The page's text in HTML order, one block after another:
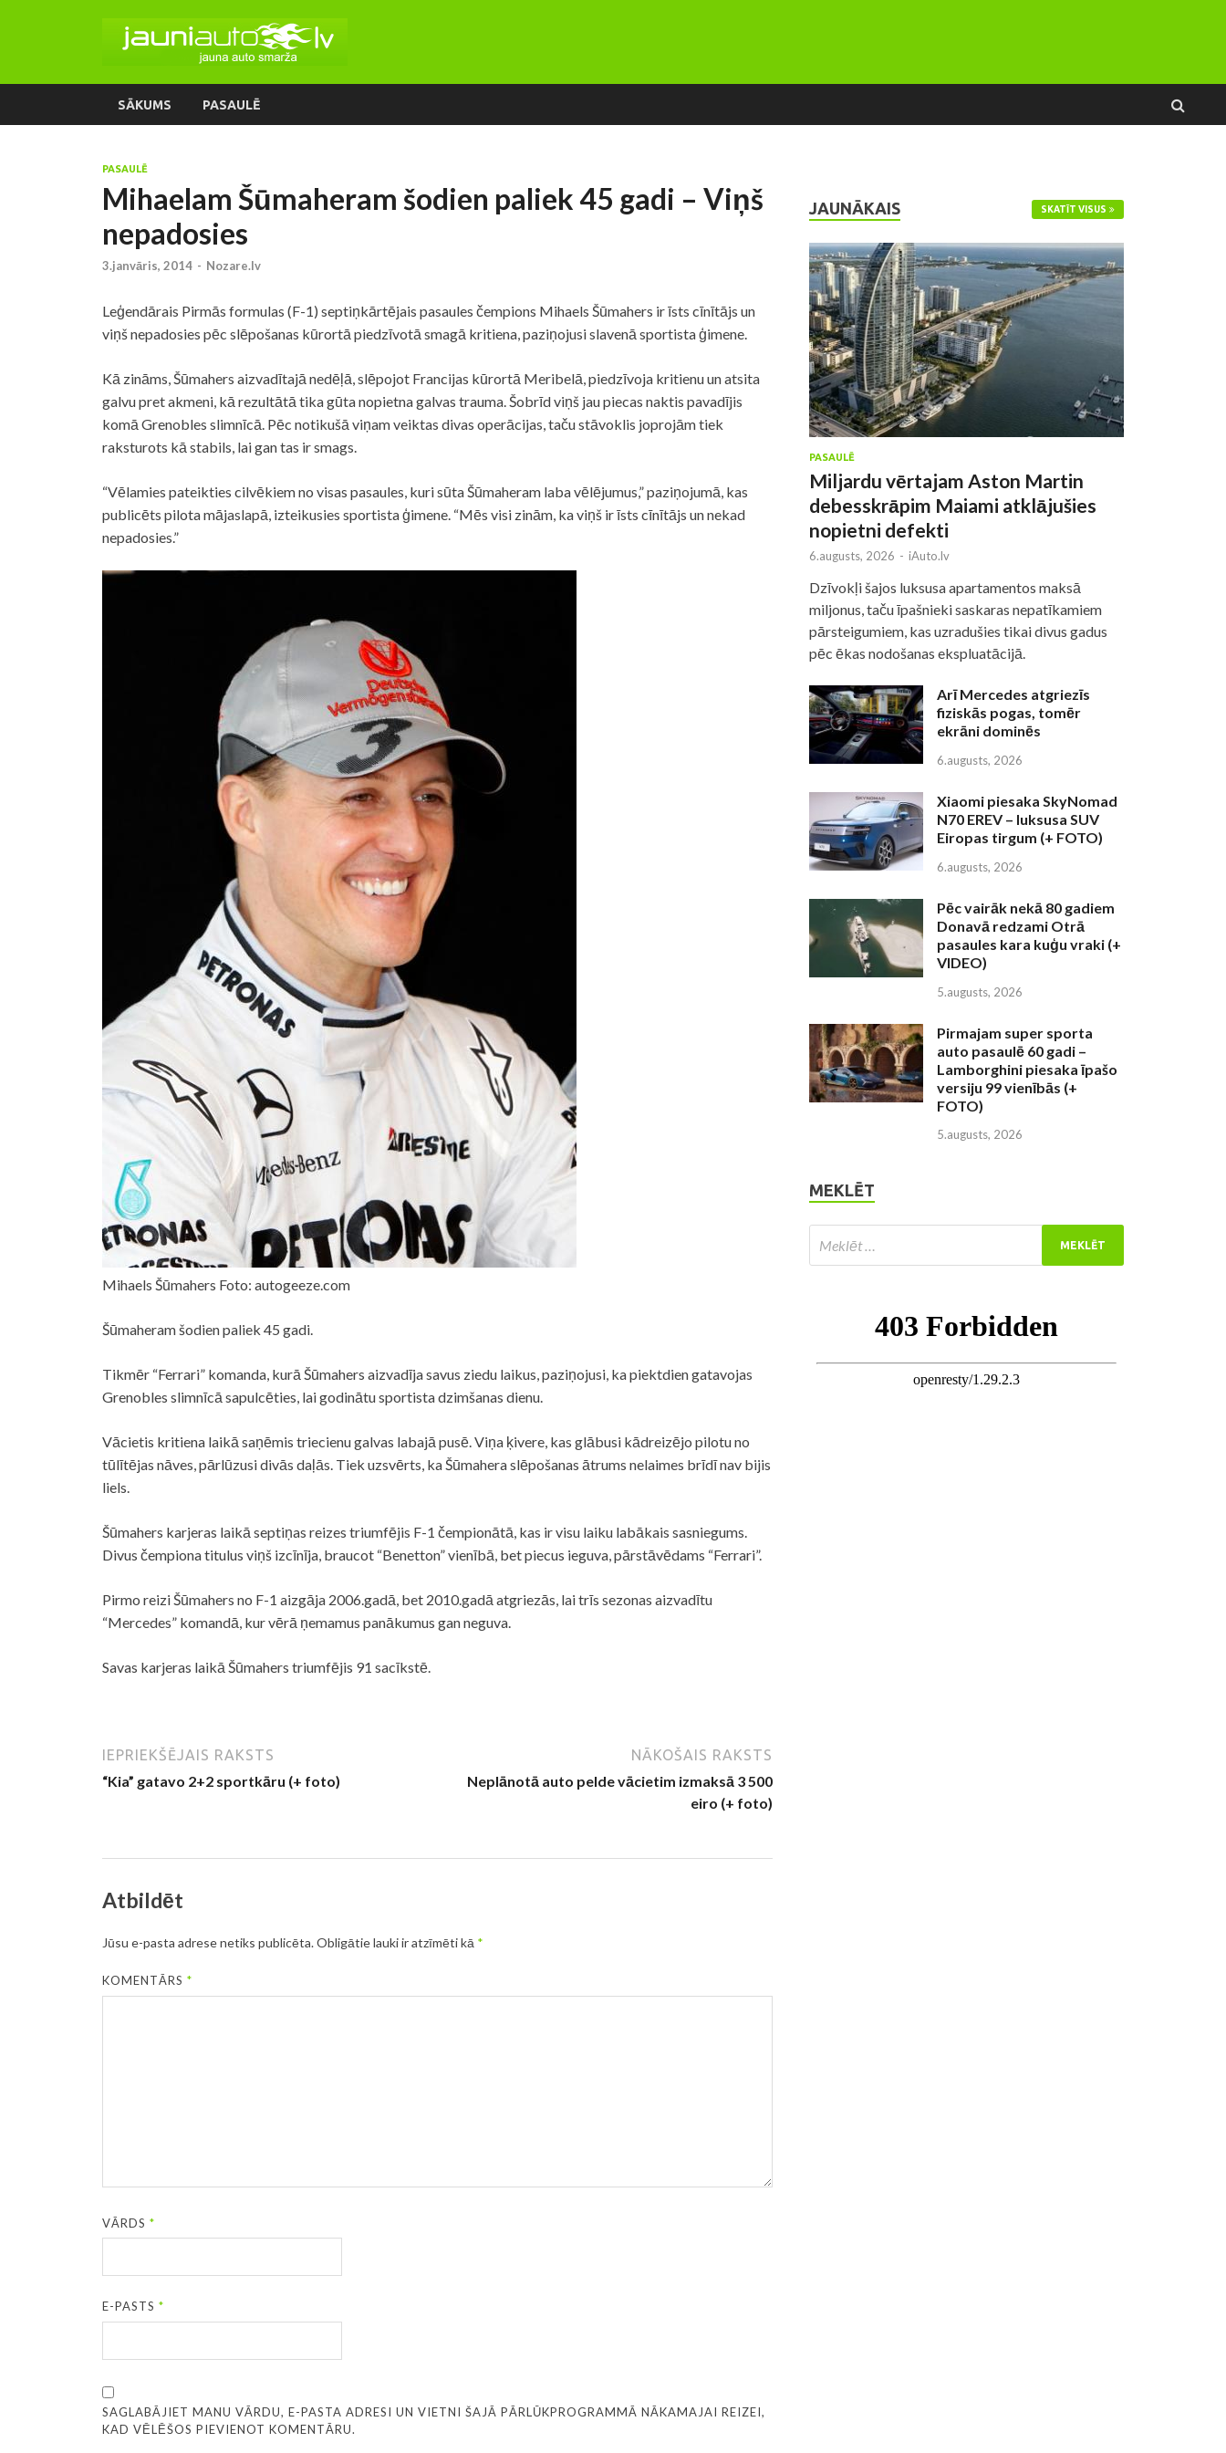
SĀKUMS PASAULĒ
PASAULĒ
Mihaelam Šūmaheram šodien paliek 45 gadi – Viņš
nepadosies
3.janvāris, 2014 - Nozare.lv
Leģendārais Pirmās formulas (F-1) septiņkārtējais pasaules čempions Mihaels Šūmahers ir īsts cīnītājs un
viņš nepadosies pēc slēpošanas kūrortā piedzīvotā smagā kritiena, paziņojusi slavenā sportista ģimene.
Kā zināms, Šūmahers aizvadītajā nedēļā, slēpojot Francijas kūrortā Meribelā, piedzīvoja kritienu un atsita
galvu pret akmeni, kā rezultātā tika gūta nopietna galvas trauma. Šobrīd viņš jau piecas naktis pavadījis
komā Grenobles slimnīcā. Pēc notikušā viņam veiktas divas operācijas, taču stāvoklis joprojām tiek
raksturots kā stabils, lai gan tas ir smags.
“Vēlamies pateikties cilvēkiem no visas pasaules, kuri sūta Šūmaheram laba vēlējumus,” paziņojumā, kas
publicēts pilota mājaslapā, izteikusies sportista ģimene. “Mēs visi zinām, ka viņš ir īsts cīnītājs un nekad
nepadosies.”
Mihaels Šūmahers Foto: autogeeze.com
Šūmaheram šodien paliek 45 gadi.
Tikmēr “Ferrari” komanda, kurā Šūmahers aizvadīja savus ziedu laikus, paziņojusi, ka piektdien gatavojas
Grenobles slimnīcā sapulcēties, lai godinātu sportista dzimšanas dienu.
Vācietis kritiena laikā saņēmis triecienu galvas labajā pusē. Viņa ķivere, kas glābusi kādreizējo pilotu no
tūlītējas nāves, pārlūzusi divās daļās. Tiek uzsvērts, ka Šūmahera slēpošanas ātrums nelaimes brīdī nav bijis
liels.
Šūmahers karjeras laikā septiņas reizes triumfējis F-1 čempionātā, kas ir visu laiku labākais sasniegums.
Divus čempiona titulus viņš izcīnīja, braucot “Benetton” vienībā, bet piecus ieguva, pārstāvēdams “Ferrari”.
Pirmo reizi Šūmahers no F-1 aizgāja 2006.gadā, bet 2010.gadā atgriezās, lai trīs sezonas aizvadītu
“Mercedes” komandā, kur vērā ņemamus panākumus gan neguva.
Savas karjeras laikā Šūmahers triumfējis 91 sacīkstē.
IEPRIEKŠĒJAIS RAKSTS
“Kia” gatavo 2+2 sportkāru (+ foto)
NĀKOŠAIS RAKSTS
Neplānotā auto pelde vācietim izmaksā 3 500
eiro (+ foto)
Atbildēt
Jūsu e-pasta adrese netiks publicēta.Obligātie lauki ir atzīmēti kā *
KOMENTĀRS*
VĀRDS*
E-PASTS*
SAGLABĀJIET MANU VĀRDU, E-PASTA ADRESI UN VIETNI ŠAJĀ PĀRLŪKPROGRAMMĀ NĀKAMAJAI REIZEI,
KAD VĒLĒŠOS PIEVIENOT KOMENTĀRU.
JAUNĀKAIS SKATĪT VISUS
PASAULĒ
Miljardu vērtajam Aston Martin
debesskrāpim Maiami atklājušies
nopietni defekti
6.augusts, 2026 - iAuto.lv
Dzīvokļi šajos luksusa apartamentos maksā
miljonus, taču īpašnieki saskaras nepatīkamiem
pārsteigumiem, kas uzradušies tikai divus gadus
pēc ēkas nodošanas ekspluatācijā.
Arī Mercedes atgriezīs
fiziskās pogas, tomēr
ekrāni dominēs
6.augusts, 2026
Xiaomi piesaka SkyNomad
N70 EREV – luksusa SUV
Eiropas tirgum (+ FOTO)
6.augusts, 2026
Pēc vairāk nekā 80 gadiem
Donavā redzami Otrā
pasaules kara kuģu vraki (+
VIDEO)
5.augusts, 2026
Pirmajam super sporta
auto pasaulē 60 gadi –
Lamborghini piesaka īpašo
versiju 99 vienībās (+
FOTO)
5.augusts, 2026
MEKLĒT